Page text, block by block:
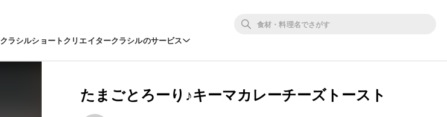
クラシルショートクリエイタークラシルのサービス
たまごとろーり♪キーマカレーチーズトースト